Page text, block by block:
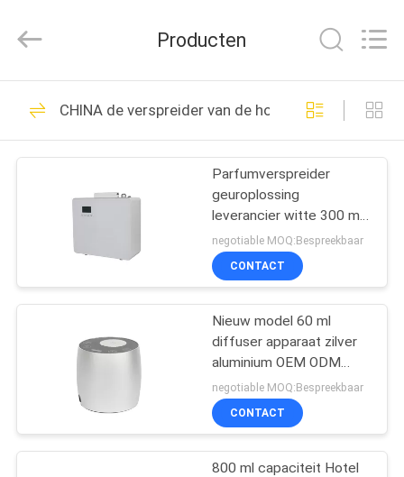
HUIS
PRODUCTEN
VIDEOS
SHOW
ONGEVEER
FABRIEKSREIS
Online
Market.
Reserved.
De Machine van de
aromaverspreider
53
Geurverspreider
Machine
51
Producten
CHINA de verspreider van de hotelgeur
Parfumverspreider
geuroplossing
leverancier witte 300 ml
plastic wifi geur aroma
negotiable MOQ:Bespreekbaar
CONTACT
Nieuw model 60 ml
diffuser apparaat zilver
aluminium OEM ODM
luchtreiniger
negotiable MOQ:Bespreekbaar
CONTACT
800 ml capaciteit Hotel